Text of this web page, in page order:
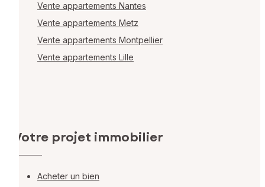
Vente appartements Nantes
Vente appartements Metz
Vente appartements Montpellier
Vente appartements Lille
Votre projet immobilier
Acheter un bien